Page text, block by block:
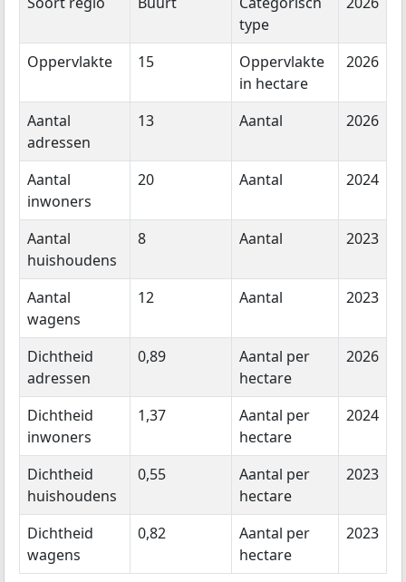
type
Oppervlakte 15
Oppervlakte
in hectare
2026
Aantal
adressen
13 Aantal 2026
Aantal
inwoners
20 Aantal 2024
Aantal
huishoudens
8 Aantal 2023
Aantal
wagens
12 Aantal 2023
Dichtheid
adressen
0,89
Aantal per
hectare
2026
Dichtheid
inwoners
1,37
Aantal per
hectare
2024
Dichtheid
huishoudens
0,55
Aantal per
hectare
2023
Dichtheid
wagens
0,82
Aantal per
hectare
2023